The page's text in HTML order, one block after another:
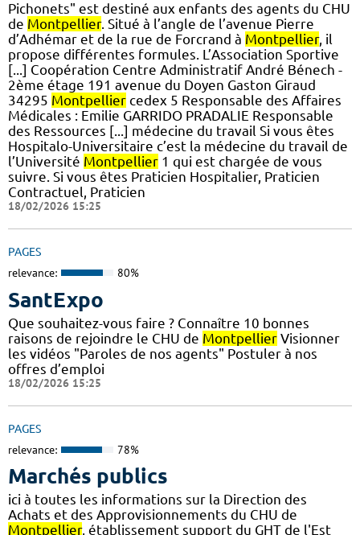
Pichonets" est destiné aux enfants des agents du CHU
de Montpellier. Situé à l’angle de l’avenue Pierre
d’Adhémar et de la rue de Forcrand à Montpellier, il
propose différentes formules. L’Association Sportive
[...] Coopération Centre Administratif André Bénech -
2ème étage 191 avenue du Doyen Gaston Giraud
34295 Montpellier cedex 5 Responsable des Affaires
Médicales : Emilie GARRIDO PRADALIE Responsable
des Ressources [...] médecine du travail Si vous êtes
Hospitalo-Universitaire c’est la médecine du travail de
l’Université Montpellier 1 qui est chargée de vous
suivre. Si vous êtes Praticien Hospitalier, Praticien
Contractuel, Praticien
18/02/2026 15:25
PAGES
relevance: 80%
SantExpo
Que souhaitez-vous faire ? Connaître 10 bonnes
raisons de rejoindre le CHU de Montpellier Visionner
les vidéos "Paroles de nos agents" Postuler à nos
offres d’emploi
18/02/2026 15:25
PAGES
relevance: 78%
Marchés publics
ici à toutes les informations sur la Direction des
Achats et des Approvisionnements du CHU de
Montpellier, établissement support du GHT de l'Est